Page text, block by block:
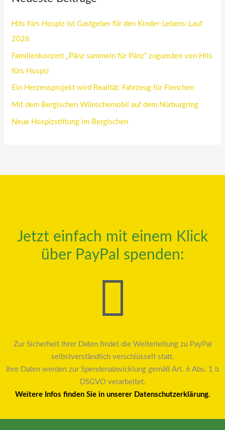
Hits fürs Hospiz ist Gastgeber für den Kinder-Lebens-Lauf
2026
Familienkonzert „Pänz sammeln für Pänz“ zugunsten von Hits
fürs Hospiz
Ein Herzensprojekt wird Realität: Fahrzeug für Fienchen
Mit dem Bergischen Wünschemobil auf dem Nürburgring
Neue Hospizstiftung im Bergischen
Jetzt einfach mit einem Klick
über PayPal spenden:
Zur Sicherheit Ihrer Daten findet die Weiterleitung zu PayPal
selbstverständlich verschlüsselt statt.
Ihre Daten werden zur Spendenabwicklung gemäß Art. 6 Abs. 1 b
DSGVO verarbeitet.
Weitere Infos finden Sie in unserer Datenschutzerklärung.